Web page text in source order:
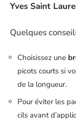
Yves Saint
Quelques
Choisissez une
picots courts si
de la longueur.
Pour éviter les
cils avant